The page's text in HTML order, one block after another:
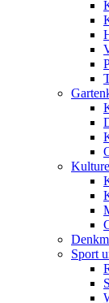
Sport